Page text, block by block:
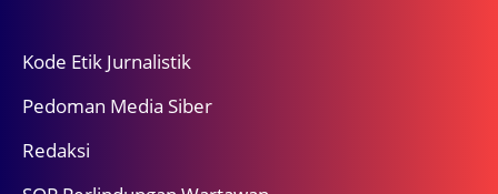
Kode Etik Jurnalistik
Pedoman Media Siber
Redaksi